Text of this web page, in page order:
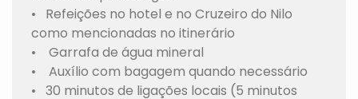
• Refeições no hotel e no Cruzeiro do Nilo
como mencionadas no itinerário
• Garrafa de água mineral
• Auxílio com bagagem quando necessário
• 30 minutos de ligações locais (5 minutos